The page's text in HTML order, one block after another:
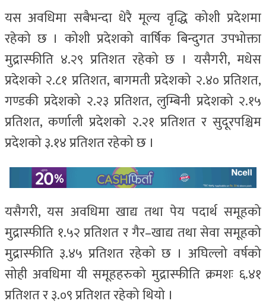
यस अवधिमा सबैभन्दा धेरै मूल्य वृद्धि कोशी प्रदेशमा
रहेको छ । कोशी प्रदेशको वार्षिक बिन्दुगत उपभोक्ता
मुद्रास्फीति ४.२९ प्रतिशत रहेको छ । यसैगरी, मधेस
प्रदेशको २.८१ प्रतिशत, बागमती प्रदेशको २.४० प्रतिशत,
गण्डकी प्रदेशको २.२३ प्रतिशत, लुम्बिनी प्रदेशको २.१५
प्रतिशत, कर्णाली प्रदेशको २.२१ प्रतिशत र सुदूरपश्चिम
प्रदेशको ३.१४ प्रतिशत रहेको छ ।
यसैगरी, यस अवधिमा खाद्य तथा पेय पदार्थ समूहको
मुद्रास्फीति १.५२ प्रतिशत र गैर–खाद्य तथा सेवा समूहको
मुद्रास्फीति ३.४५ प्रतिशत रहेको छ । अघिल्लो वर्षको
सोही अवधिमा यी समूहहरुको मुद्रास्फीति क्रमशः ६.४१
प्रतिशत र ३.०९ प्रतिशत रहेको थियो ।